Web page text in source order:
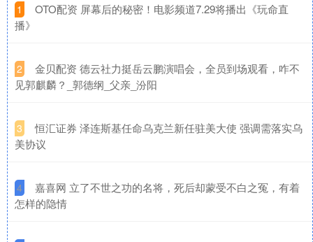
1
​OTO配资 屏幕后的秘密！电影频道7.29将播出《玩命直
播》
2
​金贝配资 德云社力挺岳云鹏演唱会，全员到场观看，咋不
见郭麒麟？_郭德纲_父亲_汾阳
3
​恒汇证券 泽连斯基任命乌克兰新任驻美大使 强调需落实乌
美协议
4
​嘉喜网 立了不世之功的名将，死后却蒙受不白之冤，有着
怎样的隐情